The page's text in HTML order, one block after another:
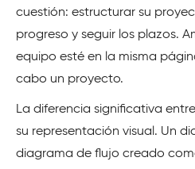
cuestión: estructurar su
progreso y seguir los plazos.
equipo esté en la misma
cabo un proyecto.
La diferencia significativa
su representación visual. Un
diagrama de flujo creado